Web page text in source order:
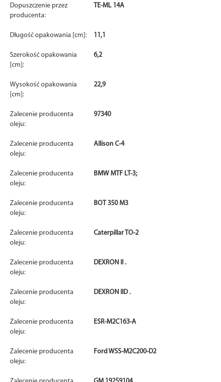
Dopuszczenie przez
producenta:
TE-ML 14A
Długość opakowania [cm]: 11,1
Szerokość opakowania
[cm]:
6,2
Wysokość opakowania
[cm]:
22,9
Zalecenie producenta
oleju:
97340
Zalecenie producenta
oleju:
Allison C-4
Zalecenie producenta
oleju:
BMW MTF LT-3;
Zalecenie producenta
oleju:
BOT 350 M3
Zalecenie producenta
oleju:
Caterpillar TO-2
Zalecenie producenta
oleju:
DEXRON II .
Zalecenie producenta
oleju:
DEXRON IID .
Zalecenie producenta
oleju:
ESR-M2C163-A
Zalecenie producenta
oleju:
Ford WSS-M2C200-D2